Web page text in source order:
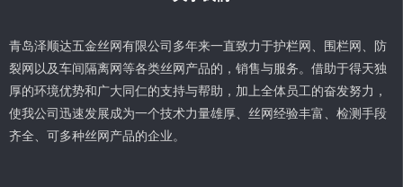
青岛泽顺达五金丝网有限公司多年来一直致力于护栏网、围栏网、防
裂网以及车间隔离网等各类丝网产品的，销售与服务。借助于得天独
厚的环境优势和广大同仁的支持与帮助，加上全体员工的奋发努力，
使我公司迅速发展成为一个技术力量雄厚、丝网经验丰富、检测手段
齐全、可多种丝网产品的企业。